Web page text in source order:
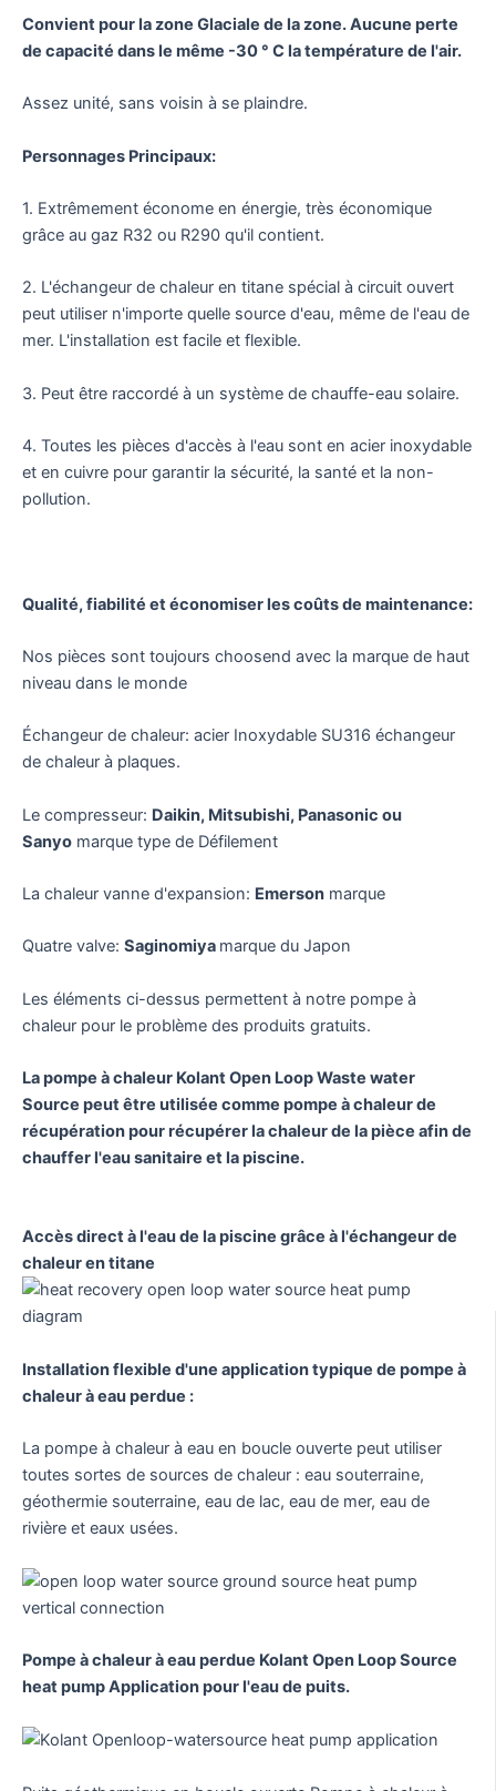
Convient pour la zone Glaciale de la zone. Aucune perte
de capacité dans le même -30 ° C la température de l'air.
Assez unité, sans voisin à se plaindre.
Personnages Principaux:
1. Extrêmement économe en énergie, très économique
grâce au gaz R32 ou R290 qu'il contient.
2. L'échangeur de chaleur en titane spécial à circuit ouvert
peut utiliser n'importe quelle source d'eau, même de l'eau de
mer. L'installation est facile et flexible.
3. Peut être raccordé à un système de chauffe-eau solaire.
4. Toutes les pièces d'accès à l'eau sont en acier inoxydable
et en cuivre pour garantir la sécurité, la santé et la non-
pollution.
Qualité, fiabilité et économiser les coûts de maintenance:
Nos pièces sont toujours choosend avec la marque de haut
niveau dans le monde
Échangeur de chaleur: acier Inoxydable SU316 échangeur
de chaleur à plaques.
Le compresseur: Daikin, Mitsubishi, Panasonic ou
Sanyo marque type de Défilement
La chaleur vanne d'expansion: Emerson marque
Quatre valve: Saginomiya marque du Japon
Les éléments ci-dessus permettent à notre pompe à
chaleur pour le problème des produits gratuits.
La pompe à chaleur Kolant Open Loop Waste water
Source peut être utilisée comme pompe à chaleur de
récupération pour récupérer la chaleur de la pièce afin de
chauffer l'eau sanitaire et la piscine.
Accès direct à l'eau de la piscine grâce à l'échangeur de
chaleur en titane
Installation flexible d'une application typique de pompe à
chaleur à eau perdue :
La pompe à chaleur à eau en boucle ouverte peut utiliser
toutes sortes de sources de chaleur : eau souterraine,
géothermie souterraine, eau de lac, eau de mer, eau de
rivière et eaux usées.
Pompe à chaleur à eau perdue Kolant Open Loop Source
heat pump Application pour l'eau de puits.